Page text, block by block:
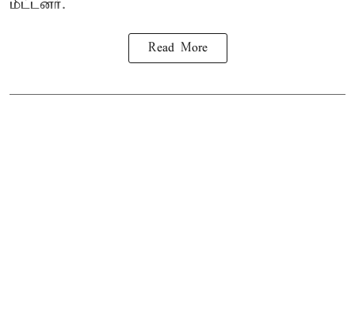
மீட்டனர்.
Read More